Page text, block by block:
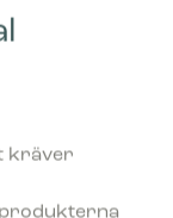
besökare
som är
och
kräver